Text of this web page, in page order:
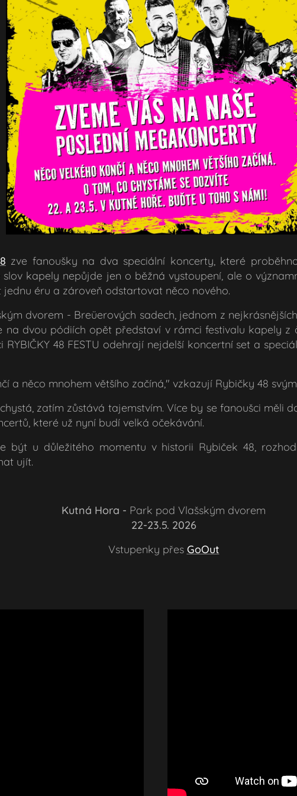
zve fanoušky na dva speciální koncerty, které
slov kapely nepůjde jen o běžná vystoupení, ale o
éru a zároveň odstartovat něco nového.
dvorem - Breüerových sadech, jednom z
na dvou pódiích opět představí v rámci festivalu kapely z
RYBIČKY 48 FESTU odehrají nejdelší koncertní set a
a něco mnohem většího začíná," vzkazují Rybičky 48
zatím zůstává tajemstvím. Více by se fanoušci měli
které už nyní budí velká očekávání.
být u důležitého momentu v historii Rybiček 48,
ujít.
📍 Kutná Hora - Park pod Vlašským dvorem
📅 22-23.5. 2026
🎟️ Vstupenky přes GoOut